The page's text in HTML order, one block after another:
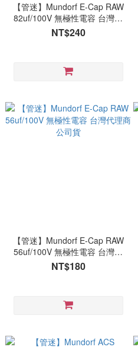
【管迷】Mundorf E-Cap RAW
82uf/100V 無極性電容 台灣代
理商公司貨
NT$240
【管迷】Mundorf E-Cap RAW
56uf/100V 無極性電容 台灣代
理商公司貨
NT$180